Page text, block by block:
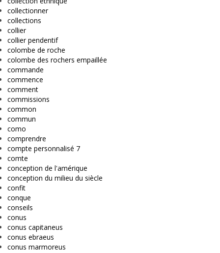
collectionner
collections
collier
collier pendentif
colombe de roche
colombe des rochers empaillée
commande
commence
comment
commissions
common
commun
como
comprendre
compte personnalisé 7
comte
conception de l'amérique
conception du milieu du siècle
confit
conque
conseils
conus
conus capitaneus
conus ebraeus
conus marmoreus